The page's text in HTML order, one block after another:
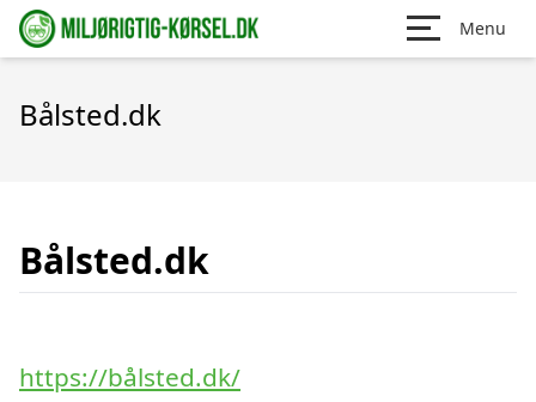
Menu
Bålsted.dk
Bålsted.dk
https://bålsted.dk/